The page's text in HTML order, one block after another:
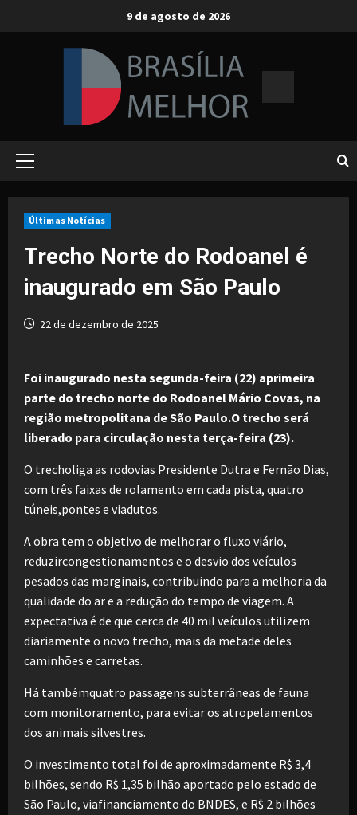
9 de agosto de 2026
Primary
Últimas Notícias
Trecho Norte do Rodoanel é
inaugurado em São Paulo
22 de dezembro de 2025
Foi inaugurado nesta segunda-feira (22) aprimeira
parte do trecho norte do Rodoanel Mário Covas, na
região metropolitana de São Paulo.O trecho será
liberado para circulação nesta terça-feira (23).
O trecholiga as rodovias Presidente Dutra e Fernão Dias,
com três faixas de rolamento em cada pista, quatro
túneis,pontes e viadutos.
A obra tem o objetivo de melhorar o fluxo viário,
reduzircongestionamentos e o desvio dos veículos
pesados das marginais, contribuindo para a melhoria da
qualidade do ar e a redução do tempo de viagem. A
expectativa é de que cerca de 40 mil veículos utilizem
diariamente o novo trecho, mais da metade deles
caminhões e carretas.
Há tambémquatro passagens subterrâneas de fauna
com monitoramento, para evitar os atropelamentos
dos animais silvestres.
O investimento total foi de aproximadamente R$ 3,4
bilhões, sendo R$ 1,35 bilhão aportado pelo estado de
São Paulo, viafinanciamento do BNDES, e R$ 2 bilhões